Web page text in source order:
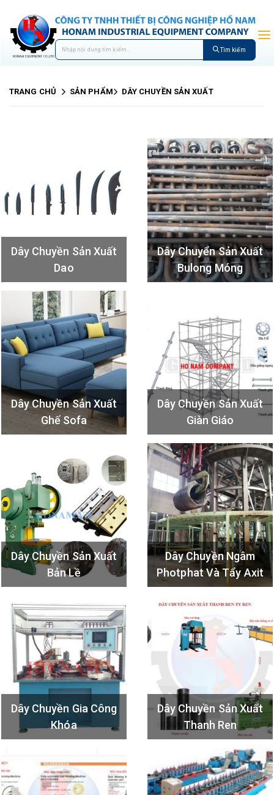
Tìm kiếm
TRANG CHỦ SẢN PHẨM DÂY CHUYỀN SẢN XUẤT
Dây Chuyền Sản Xuất
Dao
Dây Chuyển Sản Xuất
Bulong Móng
Dây Chuyền Sản Xuất
Ghế Sofa
Dây Chuyền Sản Xuất
Giàn Giáo
Dây Chuyền Sản Xuất
Bản Lề
Dây Chuyền Ngâm
Photphat Và Tẩy Axit
Dây Chuyền Gia Công
Khóa
Dây Chuyền Sản Xuất
Thanh Ren